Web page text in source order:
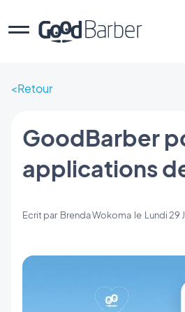
Retour
GoodBarber
applications
Ecrit par Brenda Wokoma le Lundi 29